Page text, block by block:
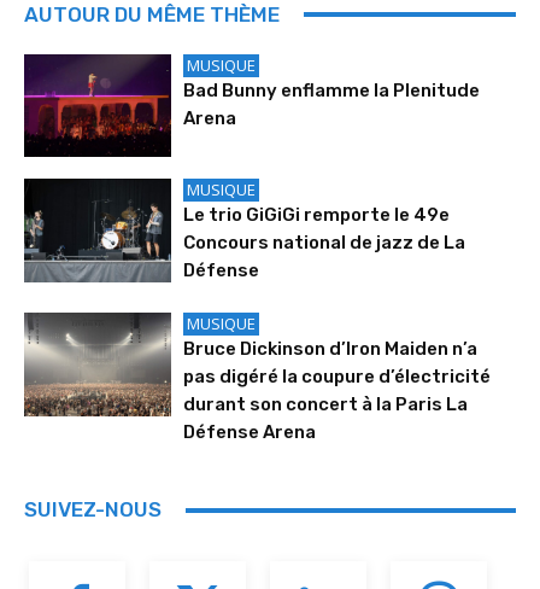
AUTOUR DU MÊME THÈME
MUSIQUE
Bad Bunny enflamme la Plenitude
Arena
MUSIQUE
Le trio GiGiGi remporte le 49e
Concours national de jazz de La
Défense
MUSIQUE
Bruce Dickinson d’Iron Maiden n’a
pas digéré la coupure d’électricité
durant son concert à la Paris La
Défense Arena
SUIVEZ-NOUS